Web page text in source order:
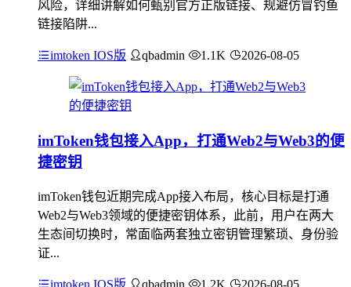
风险，详细讲解如何甄别官方正版链接、规避仿冒钓鱼
链接陷阱...
imtoken IOS版 qbadmin 1.1K 2026-08-05
imToken钱包接入App，打通Web2与Web3的便
捷密钥
imToken钱包近期完成App接入布局，核心目标是打通
Web2与Web3领域的便捷密钥体系，此前，用户在两大
生态间切换时，常面临两套独立密钥管理繁琐、身份验
证...
imtoken IOS版 qbadmin 1.2K 2026-08-05